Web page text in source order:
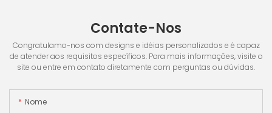
Contate-Nos
Congratulamo-nos com designs e idéias personalizados e é capaz
de atender aos requisitos específicos. Para mais informações, visite o
site ou entre em contato diretamente com perguntas ou dúvidas.
Nome